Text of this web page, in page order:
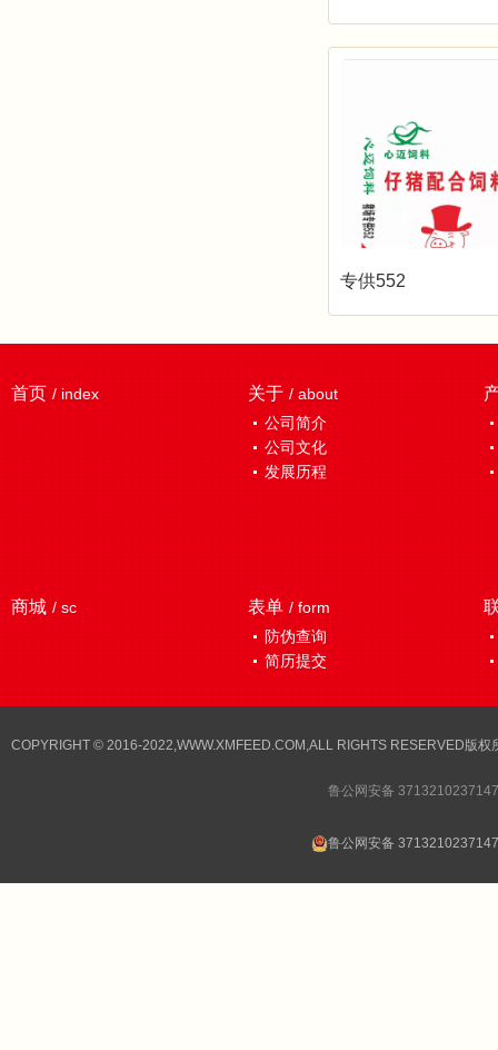
专供552
首页 / index 关于 / about
公司简介
公司文化
发展历程
商城 / sc 表单 / form
防伪查询
简历提交
COPYRIGHT © 2016-2022,WWW.XMFEED.COM,ALL RIGHTS RESERVED版
鲁公网安备
鲁公网安备